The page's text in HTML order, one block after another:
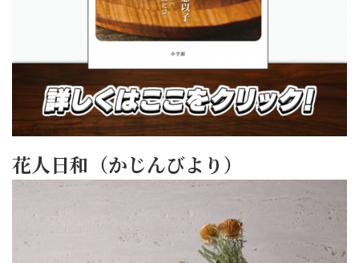
花人日和（かじんびより）